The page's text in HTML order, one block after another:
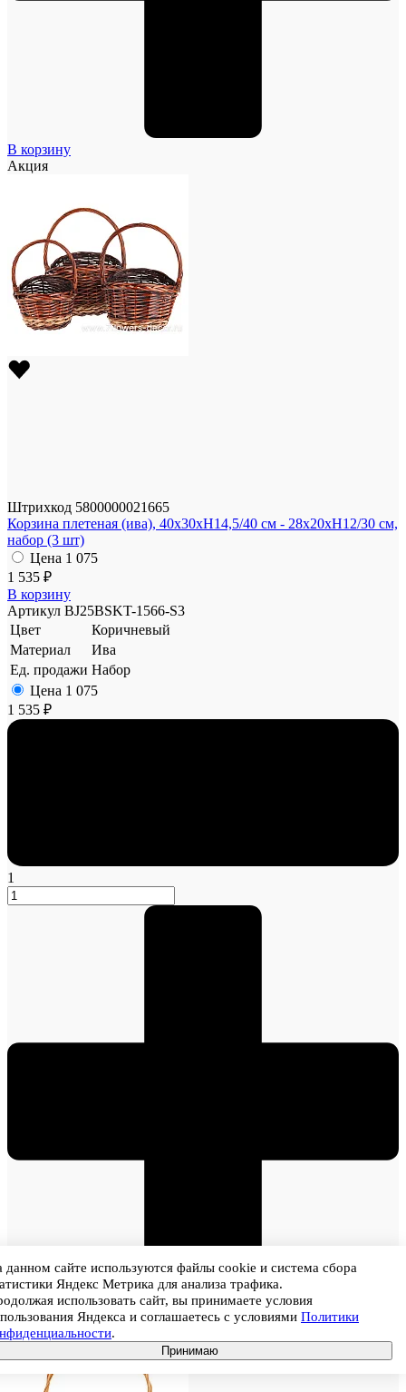
В корзину
Акция
Штрихкод 5800000021665
Корзина плетеная (ива), 40x30xH14,5/40 см - 28x20xH12/30 см,
набор (3 шт)
Цена 1 075
1 535 ₽
В корзину
Артикул BJ25BSKT-1566-S3
Цвет
Коричневый
Материал
Ива
Ед. продажи Набор
Цена 1 075
1 535 ₽
1
В корзину
Акция
данном сайте используются файлы cookie и система сбора
Яндекс Метрика для анализа трафика.
использовать сайт, вы принимаете условия
Яндекса и соглашаетесь с условиями Политики
.
Принимаю